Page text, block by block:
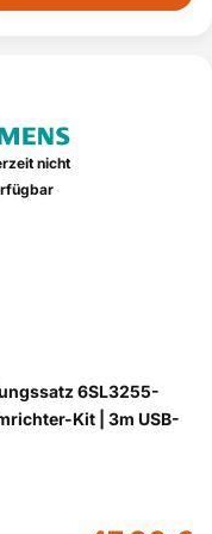
nicht
6SL3255-
Kit | 3m USB-